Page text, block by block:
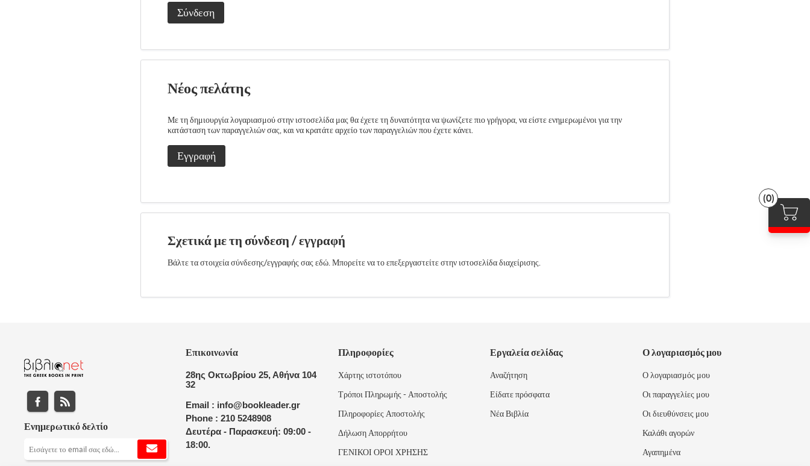
(0)
Σύνδεση
Νέος πελάτης
Με τη δημιουργία λογαριασμού στην ιστοσελίδα μας θα έχετε τη δυνατότητα να ψωνίζετε πιο γρήγορα, να είστε ενημερωμένοι για την
κατάσταση των παραγγελιών σας, και να κρατάτε αρχείο των παραγγελιών που έχετε κάνει.
Εγγραφή
Σχετικά με τη σύνδεση / εγγραφή
Βάλτε τα στοιχεία σύνδεσης/εγγραφής σας εδώ. Μπορείτε να το επεξεργαστείτε στην ιστοσελίδα διαχείρισης.
Ενημερωτικό δελτίο
Επικοινωνία
28ης Οκτωβρίου 25, Αθήνα 104
32
Email : info@bookleader.gr
Phone : 210 5248908
Δευτέρα - Παρασκευή: 09:00 -
18:00.
Πληροφορίες
Χάρτης ιστοτόπου
Τρόποι Πληρωμής - Αποστολής
Πληροφορίες Αποστολής
Δήλωση Απορρήτου
ΓΕΝΙΚΟΙ ΟΡΟΙ ΧΡΗΣΗΣ
Εργαλεία σελίδας
Αναζήτηση
Είδατε πρόσφατα
Νέα Βιβλία
Ο λογαριασμός μου
Ο λογαριασμός μου
Οι παραγγελίες μου
Οι διευθύνσεις μου
Καλάθι αγορών
Αγαπημένα